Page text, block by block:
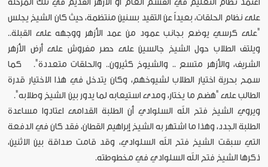
اعتمد نظام التعليم في القسم العام أو الأزهر القديم في تلك المرحلة
على نظام الحلقات، بعيداً عن التقيد بسنين منتظمة، حيث كان الشيخ يجلس
"على كرسي يوضع بجانب عمود من عمد الأزهر ووجهه على القبلة..
ويلتف الطلاب حول الشيخ جالسين على حصر مفروش على أرض الأزهر
الشريف، والأزهر متسع .. والشيوخ كثيرون.. والحلقات متعددة". كما
سمح بحرية اختيار الطلاب لشيوخهم، وكان يتدخل في هذا الاختيار قدرة
الطالب على "هضم ما يختار، ومدى استيعابه لما يدور بين الشيخ وطلابه".
ويروي الشيخ فتح الله السلوادي أن الطلبة القدامى اعتادوا مساعدة
الطلبة الجدد، وهذا ما اشتهر به الشيخ إبراهيم القطان، فقد كان في الدفعة
التي سبقت الشيخ فتح الله السلوادي، وقد قامت صداقة بين الاثنين،
ذكرها الشيخ فتح الله السلوادي في مخطوطته.